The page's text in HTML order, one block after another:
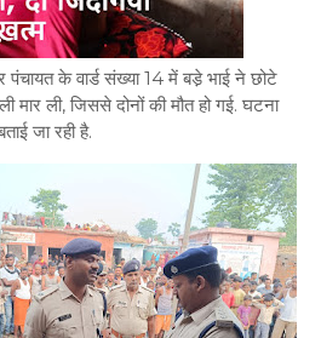
के वार्ड संख्या 14 में बडे़ भाई ने छोटे
मार ली, जिससे दोनों की मौत हो गई. घटना
जा रही है.